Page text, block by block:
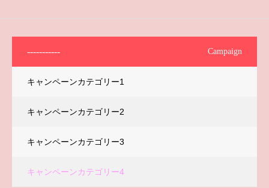
----------- Campaign
キャンペーンカテゴリー1
キャンペーンカテゴリー2
キャンペーンカテゴリー3
キャンペーンカテゴリー4